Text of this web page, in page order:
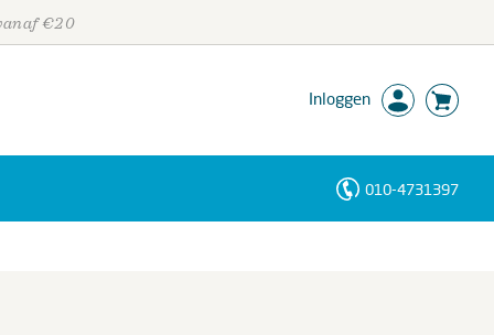
€20
Inloggen
010-4731397
Personen